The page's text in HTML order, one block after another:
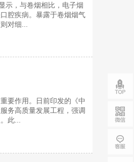
示，与卷烟相比，电子烟
腔疾病。暴露于卷烟烟气
对细...
要作用。日前印发的《中
务高质量发展工程，强调
此...